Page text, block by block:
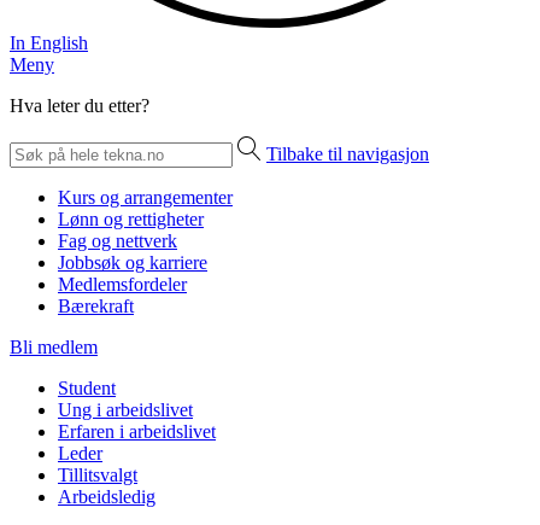
In English
Meny
Hva leter du etter?
Tilbake til navigasjon
Kurs og arrangementer
Lønn og rettigheter
Fag og nettverk
Jobbsøk og karriere
Medlemsfordeler
Bærekraft
Bli medlem
Student
Ung i arbeidslivet
Erfaren i arbeidslivet
Leder
Tillitsvalgt
Arbeidsledig